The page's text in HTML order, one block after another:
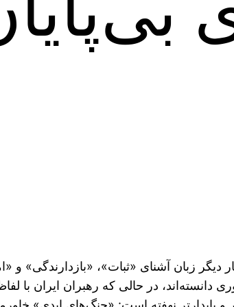
دیگر زبان آشنای «ثبات»،
در حالی که رهبران ایران با